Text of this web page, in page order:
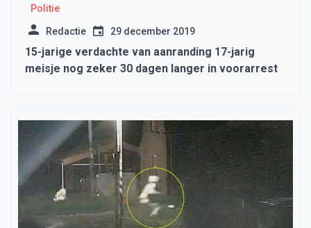
Politie
Redactie 29 december 2019
15-jarige verdachte van aanranding 17-jarig
meisje nog zeker 30 dagen langer in voorarrest